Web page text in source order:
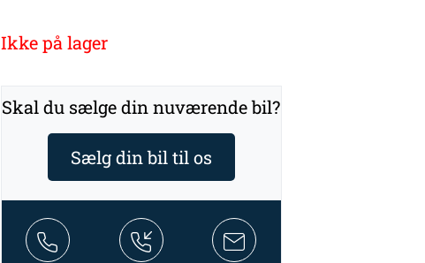
Ikke på lager
Skal du sælge din nuværende bil?
Sælg din bil til os